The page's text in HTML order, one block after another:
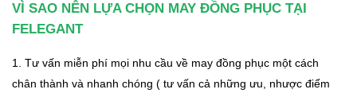
VÌ SAO NÊN LỰA CHỌN MAY ĐỒNG PHỤC TẠI
FELEGANT
1. Tư vấn miễn phí mọi nhu cầu về may đồng phục một cách
chân thành và nhanh chóng ( tư vấn cả những ưu, nhược điểm